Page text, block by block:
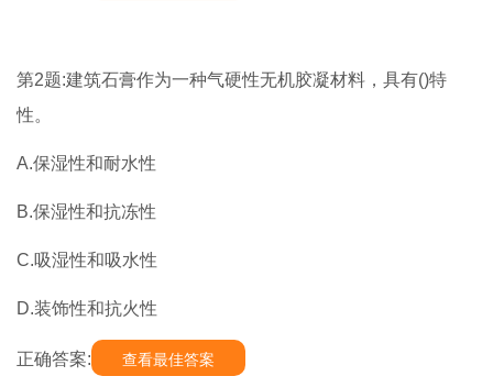
第2题:建筑石膏作为一种气硬性无机胶凝材料，具有()特
性。
A.保湿性和耐水性
B.保湿性和抗冻性
C.吸湿性和吸水性
D.装饰性和抗火性
正确答案: 查看最佳答案